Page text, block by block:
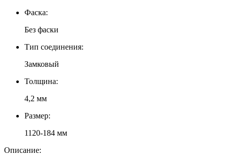
Фаска:
Без фаски
Тип соединения:
Замковый
Толщина:
4,2 мм
Размер:
1120-184 мм
Описание: